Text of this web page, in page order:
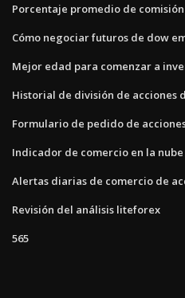
Porcentaje promedio de
Cómo negociar futuros de dow
Mejor edad para comenzar a
Historial de división de acciones
Formulario de pedido de
Indicador de comercio en la
Alertas diarias de comercio de
Revisión del análisis liteforex
565